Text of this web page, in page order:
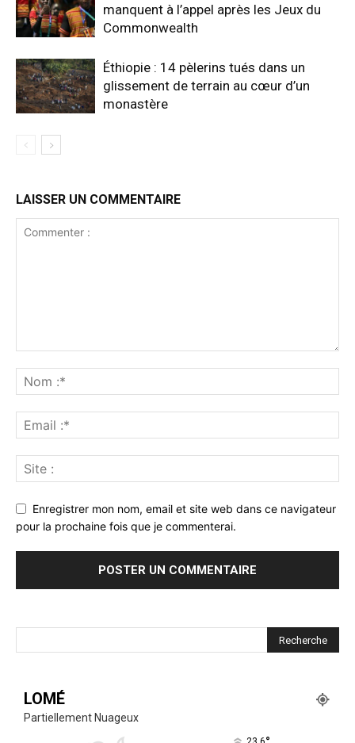
manquent à l’appel après les Jeux du
Commonwealth
Éthiopie : 14 pèlerins tués dans un
glissement de terrain au cœur d’un
monastère
LAISSER UN COMMENTAIRE
Enregistrer mon nom, email et site web dans ce navigateur
pour la prochaine fois que je commenterai.
LOMÉ
Partiellement Nuageux